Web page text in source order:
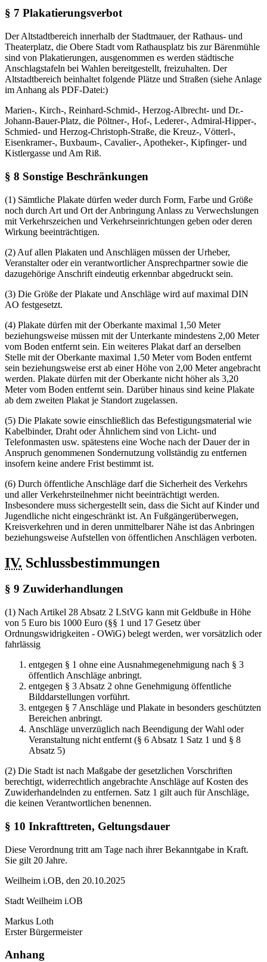
§ 7 Plakatierungsverbot
Der Altstadtbereich innerhalb der Stadtmauer, der Rathaus- und
Theaterplatz, die Obere Stadt vom Rathausplatz bis zur Bärenmühle
sind von Plakatierungen, ausgenommen es werden städtische
Anschlagstafeln bei Wahlen bereitgestellt, freizuhalten. Der
Altstadtbereich beinhaltet folgende Plätze und Straßen (siehe Anlage
im Anhang als PDF-Datei:)
Marien-, Kirch-, Reinhard-Schmid-, Herzog-Albrecht- und Dr.-
Johann-Bauer-Platz, die Pöltner-, Hof-, Lederer-, Admiral-Hipper-,
Schmied- und Herzog-Christoph-Straße, die Kreuz-, Vötterl-,
Eisenkramer-, Buxbaum-, Cavalier-, Apotheker-, Kipfinger- und
Kistlergasse und Am Riß.
§ 8 Sonstige Beschränkungen
(1) Sämtliche Plakate dürfen weder durch Form, Farbe und Größe
noch durch Art und Ort der Anbringung Anlass zu Verwechslungen
mit Verkehrszeichen und Verkehrseinrichtungen geben oder deren
Wirkung beeinträchtigen.
(2) Auf allen Plakaten und Anschlägen müssen der Urheber,
Veranstalter oder ein verantwortlicher Ansprechpartner sowie die
dazugehörige Anschrift eindeutig erkennbar abgedruckt sein.
(3) Die Größe der Plakate und Anschläge wird auf maximal DIN
AO festgesetzt.
(4) Plakate dürfen mit der Oberkante maximal 1,50 Meter
beziehungsweise müssen mit der Unterkante mindestens 2,00 Meter
vom Boden entfernt sein. Ein weiteres Plakat darf an derselben
Stelle mit der Oberkante maximal 1,50 Meter vom Boden entfernt
sein beziehungsweise erst ab einer Höhe von 2,00 Meter angebracht
werden. Plakate dürfen mit der Oberkante nicht höher als 3,20
Meter vom Boden entfernt sein. Darüber hinaus sind keine Plakate
ab dem zweiten Plakat je Standort zugelassen.
(5) Die Plakate sowie einschließlich das Befestigungsmaterial wie
Kabelbinder, Draht oder Ähnlichem sind von Licht- und
Telefonmasten usw. spätestens eine Woche nach der Dauer der in
Anspruch genommenen Sondernutzung vollständig zu entfernen
insofern keine andere Frist bestimmt ist.
(6) Durch öffentliche Anschläge darf die Sicherheit des Verkehrs
und aller Verkehrsteilnehmer nicht beeinträchtigt werden.
Insbesondere muss sichergestellt sein, dass die Sicht auf Kinder und
Jugendliche nicht eingeschränkt ist. An Fußgängerüberwegen,
Kreisverkehren und in deren unmittelbarer Nähe ist das Anbringen
beziehungsweise Aufstellen von öffentlichen Anschlägen verboten.
IV. Schlussbestimmungen
§ 9 Zuwiderhandlungen
(1) Nach Artikel 28 Absatz 2 LStVG kann mit Geldbuße in Höhe
von 5 Euro bis 1000 Euro (§§ 1 und 17 Gesetz über
Ordnungswidrigkeiten - OWiG) belegt werden, wer vorsätzlich oder
fahrlässig
entgegen § 1 ohne eine Ausnahmegenehmigung nach § 3
öffentlich Anschläge anbringt.
entgegen § 3 Absatz 2 ohne Genehmigung öffentliche
Bilddarstellungen vorführt.
entgegen § 7 Anschläge und Plakate in besonders geschützten
Bereichen anbringt.
Anschläge unverzüglich nach Beendigung der Wahl oder
Veranstaltung nicht entfernt (§ 6 Absatz 1 Satz 1 und § 8
Absatz 5)
(2) Die Stadt ist nach Maßgabe der gesetzlichen Vorschriften
berechtigt, widerrechtlich angebrachte Anschläge auf Kosten des
Zuwiderhandelnden zu entfernen. Satz 1 gilt auch für Anschläge,
die keinen Verantwortlichen benennen.
§ 10 Inkrafttreten, Geltungsdauer
Diese Verordnung tritt am Tage nach ihrer Bekanntgabe in Kraft.
Sie gilt 20 Jahre.
Weilheim i.OB, den 20.10.2025
Stadt Weilheim i.OB
Markus Loth
Erster Bürgermeister
Anhang